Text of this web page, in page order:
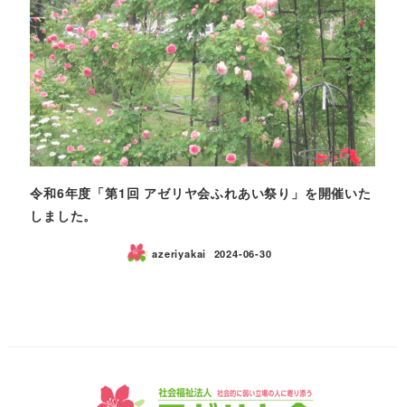
令和6年度「第1回 アゼリヤ会ふれあい祭り」を開催いた
しました。
azeriyakai 2024-06-30